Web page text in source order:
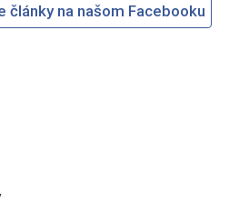
články na našom Facebooku